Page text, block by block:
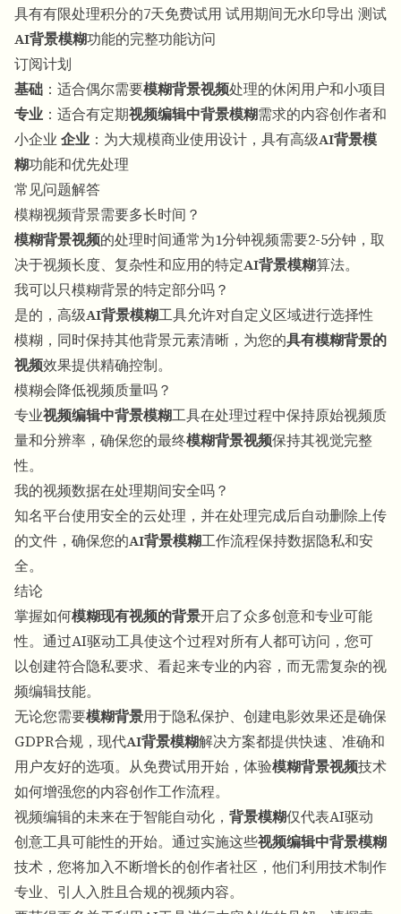
具有有限处理积分的7天免费试用 试用期间无水印导出 测试
AI背景模糊功能的完整功能访问
订阅计划
基础 ：适合偶尔需要模糊背景视频处理的休闲用户和小项目
专业 ：适合有定期视频编辑中背景模糊需求的内容创作者和
小企业 企业 ：为大规模商业使用设计，具有高级AI背景模
糊功能和优先处理
常见问题解答
模糊视频背景需要多长时间？
模糊背景视频的处理时间通常为1分钟视频需要2-5分钟，取
决于视频长度、复杂性和应用的特定AI背景模糊算法。
我可以只模糊背景的特定部分吗？
是的，高级AI背景模糊工具允许对自定义区域进行选择性
模糊，同时保持其他背景元素清晰，为您的具有模糊背景的
视频效果提供精确控制。
模糊会降低视频质量吗？
专业视频编辑中背景模糊工具在处理过程中保持原始视频质
量和分辨率，确保您的最终模糊背景视频保持其视觉完整
性。
我的视频数据在处理期间安全吗？
知名平台使用安全的云处理，并在处理完成后自动删除上传
的文件，确保您的AI背景模糊工作流程保持数据隐私和安
全。
结论
掌握如何模糊现有视频的背景开启了众多创意和专业可能
性。通过AI驱动工具使这个过程对所有人都可访问，您可
以创建符合隐私要求、看起来专业的内容，而无需复杂的视
频编辑技能。
无论您需要模糊背景用于隐私保护、创建电影效果还是确保
GDPR合规，现代AI背景模糊解决方案都提供快速、准确和
用户友好的选项。从免费试用开始，体验模糊背景视频技术
如何增强您的内容创作工作流程。
视频编辑的未来在于智能自动化， 背景模糊仅代表AI驱动
创意工具可能性的开始。通过实施这些视频编辑中背景模糊
技术，您将加入不断增长的创作者社区，他们利用技术制作
专业、引人入胜且合规的视频内容。